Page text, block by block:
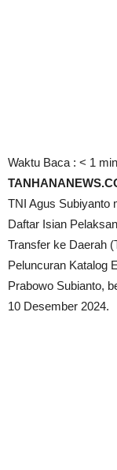
Waktu Baca : < 1
TNI Agus Subiyanto
Daftar Isian
Transfer ke Daerah
Peluncuran Katalog
Prabowo Subianto,
10 Desember 2024.